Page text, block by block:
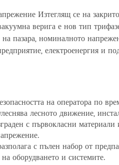
Изтеглящ се на
верига е нов тип
на пазара, номиналното
електроенергия и
на оператора по
лесното движение,
с първокласни
с пълен набор от
оборудването и системите.